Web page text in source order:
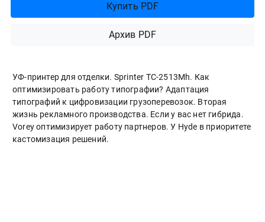
Купить PDF
Архив PDF
УФ-принтер для отделки. Sprinter ТС-2513Mh. Как
оптимизировать работу типографии? Адаптация
типографий к цифровизации грузоперевозок. Вторая
жизнь рекламного производства. Если у вас нет гибрида.
Vorey оптимизирует работу партнеров. У Hyde в приоритете
кастомизация решений.